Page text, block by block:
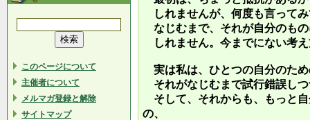
このページについて
主催者について
メルマガ登録と解除
サイトマップ
しれませんが、何度も言って
なじむまで、それが自分のも
しれません。今までにない考
実は私は、ひとつの自分のた
それがなじむまで試行錯誤し
そして、それからも、もっと
の、